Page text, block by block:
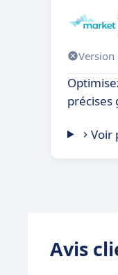
précises
Voir
Avis